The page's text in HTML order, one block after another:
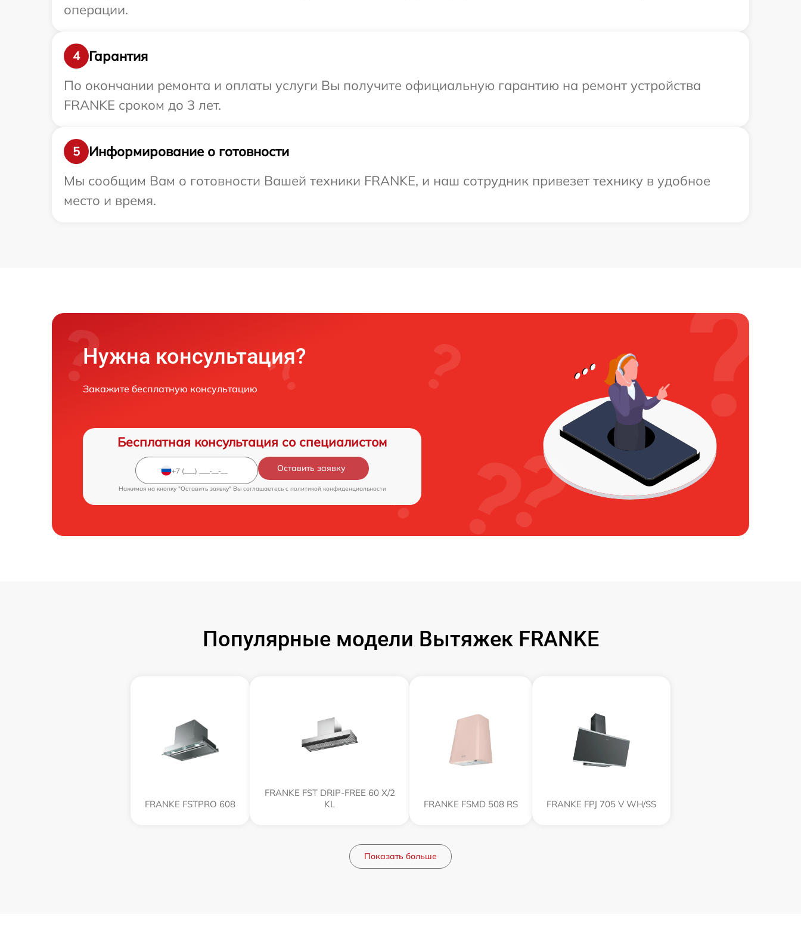
операции.
4
Гарантия
По окончании ремонта и оплаты услуги Вы получите официальную гарантию на ремонт устройства
FRANKE сроком до 3 лет.
5
Информирование о готовности
Мы сообщим Вам о готовности Вашей техники FRANKE, и наш сотрудник привезет технику в удобное
место и время.
Нужна консультация?
Закажите бесплатную консультацию
Бесплатная консультация со специалистом
Оставить заявку
Нажимая на кнопку "Оставить заявку" Вы соглашаетесь c политикой конфиденциальности
Популярные модели Вытяжек FRANKE
FRANKE FSTPRO 608
FRANKE FST DRIP-FREE 60 X/2
KL
FRANKE FSMD 508 RS FRANKE FPJ 705 V WH/SS
Показать больше